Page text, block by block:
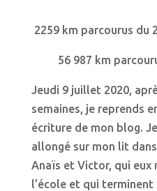
2259 km parcourus du
56 987 km
Jeudi 9 juillet 2020,
semaines, je reprends
écriture de mon blog.
allongé sur mon lit
Anaïs et Victor, qui eux
l’école et qui